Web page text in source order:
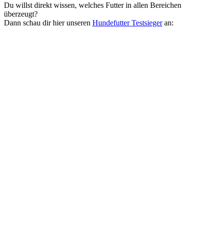
Du willst direkt wissen, welches Futter in allen Bereichen
überzeugt?
Dann schau dir hier unseren Hundefutter Testsiegeran: